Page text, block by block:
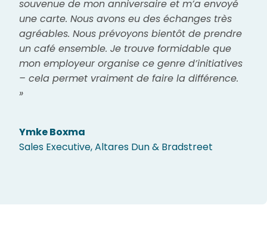
souvenue de mon anniversaire et m’a envoyé
une carte. Nous avons eu des échanges très
agréables. Nous prévoyons bientôt de prendre
un café ensemble. Je trouve formidable que
mon employeur organise ce genre d’initiatives
– cela permet vraiment de faire la différence.
»
Ymke Boxma
Sales Executive, Altares Dun & Bradstreet